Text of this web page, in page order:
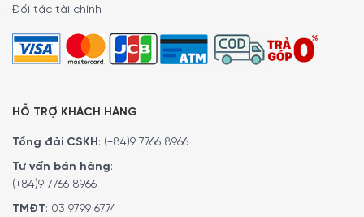
Đối tác tài chính
HỖ TRỢ KHÁCH HÀNG
Tổng đài CSKH : (+84)9 7766 8966
Tư vấn bán hàng:
(+84)9 7766 8966
TMĐT: 03 9799 6774